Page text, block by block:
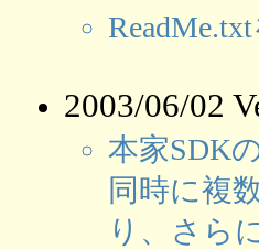
2003/06/02
本家SDK
同時に複
り、さら